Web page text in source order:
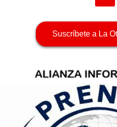
Suscríbete a La